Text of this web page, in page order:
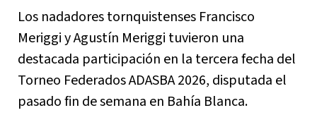
Los nadadores tornquistenses Francisco
Meriggi y Agustín Meriggi tuvieron una
destacada participación en la tercera fecha del
Torneo Federados ADASBA 2026, disputada el
pasado fin de semana en Bahía Blanca.